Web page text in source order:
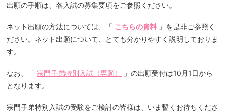
出願の手順は、各入試の募集要項をご参照ください。
ネット出願の方法については、「 こちらの資料 」を是非ご参照く
ださい。ネット出願について、とても分かりやすく説明しておりま
す。
なお、「 宗門子弟特別入試（専願）
」の出願受付は10月1日から
となります。
宗門子弟特別入試の受験をご検討の皆様は、いま暫くお待ちくださ